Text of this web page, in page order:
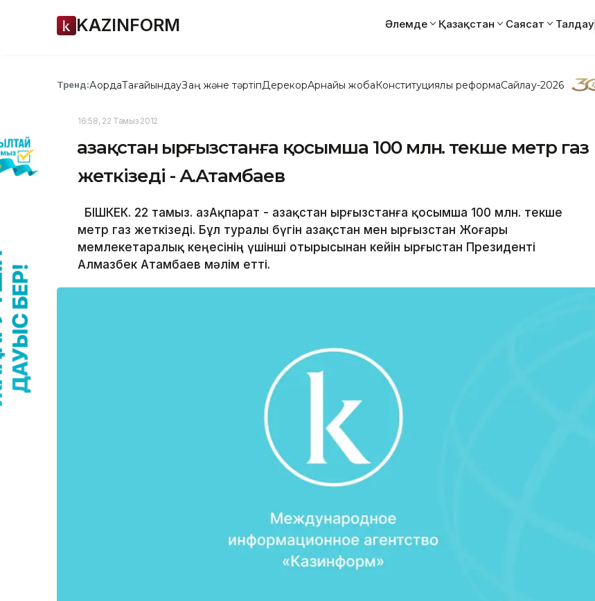
KAZINFORM Әлемде Қазақстан Саясат Талдау
Тренд:АқордаТағайындауЗаң және тәртіпДерекқорАрнайы жобаКонституциялық реформаСайлау-2026
16:58, 22 Тамыз 2012
Қазақстан Қырғызстанға қосымша 100 млн. текше метр газ
жеткізеді - А.Атамбаев
БІШКЕК. 22 тамыз. ҚазАқпарат - Қазақстан Қырғызстанға қосымша 100 млн. текше
метр газ жеткізеді. Бұл туралы бүгін Қазақстан мен Қырғызстан Жоғары
мемлекетаралық кеңесінің үшінші отырысынан кейін Қырғыстан Президенті
Алмазбек Атамбаев мәлім етті.